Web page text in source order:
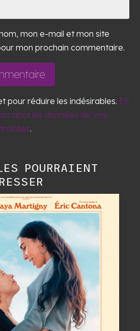
mon e-mail et mon site
mon prochain commentaire.
pour réduire les indésirables. En
dont les données de vos
.
POURRAIENT